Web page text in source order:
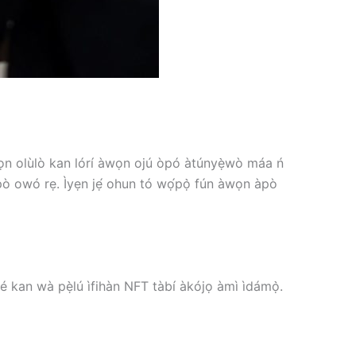
olùlò kan lórí àwọn ojú òpó àtúnyẹ̀wò máa ń
owó rẹ. Ìyẹn jẹ́ ohun tó wọ́pọ̀ fún àwọn àpò
kan wà pẹ̀lú ìfihàn NFT tàbí àkójọ àmì ìdámọ̀.